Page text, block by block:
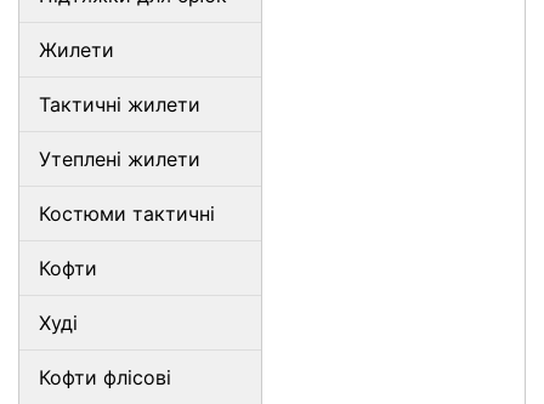
Жилети
Тактичні жилети
Утеплені жилети
Костюми тактичні
Кофти
Худі
Кофти флісові